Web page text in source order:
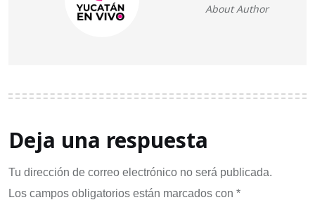
About Author
Deja una respuesta
Tu dirección de correo electrónico no será publicada.
Los campos obligatorios están marcados con *